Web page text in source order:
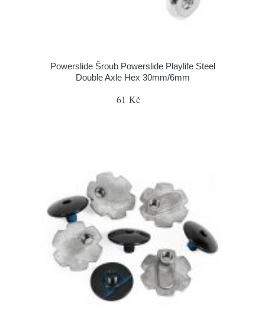
Powerslide Šroub Powerslide Playlife Steel
Double Axle Hex 30mm/6mm
61 Kč